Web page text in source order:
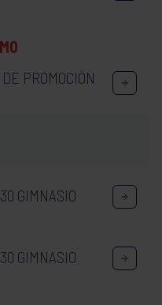
PROMOCIÓN
GIMNASIO
GIMNASIO